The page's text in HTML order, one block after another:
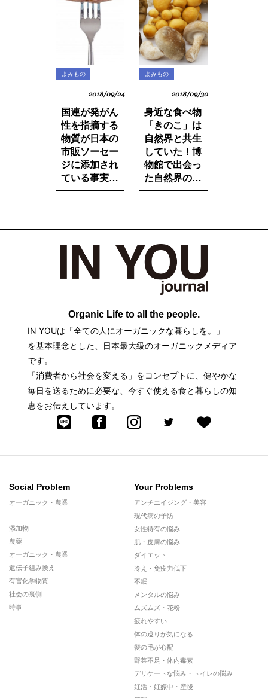
った！
よみもの
2018/09/24
国連が発がん
性を指摘する
物質が日本の
市販ソーセー
ジに添加され
ている事実を
ご存知です
子供に食べさ
せたくないそ
の中身とは。
よみもの
2018/09/30
身近な食べ物
「きのこ」は
自然界と共生
していた！博
物館で出会っ
た自然界の法
則と栄養価が
Organic Life to all the people.
IN YOUは「全ての人にオーガニックな暮らしを。」
を基本理念とした、日本最大級のオーガニックメディア
です。
「消費者から社会を変える」をコンセプトに、健やかな
毎日を送るために必要な、今すぐ使える食と暮らしの知
恵をお伝えしています。
Social Problem
オーガニック・農業
添加物
農薬
オーガニック・農業
遺伝子組み換え
有害化学物質
社会の裏側
時事
Your Problems
アンチエイジング・美容
現代病の予防
女性特有の悩み
肌・皮膚の悩み
ダイエット
冷え・免疫力低下
不眠
メンタルの悩み
ムズムズ・花粉
疲れやすい
体の巡りが気になる
髪の毛が心配
野菜不足・体内毒素
デリケートな悩み・トイレの悩み
妊活・妊娠中・産後